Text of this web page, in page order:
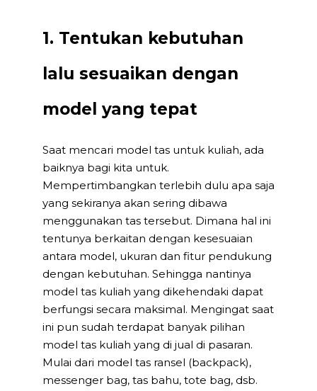
1. Tentukan kebutuhan
lalu sesuaikan dengan
model yang tepat
Saat mencari model tas untuk kuliah, ada
baiknya bagi kita untuk.
Mempertimbangkan terlebih dulu apa saja
yang sekiranya akan sering dibawa
menggunakan tas tersebut. Dimana hal ini
tentunya berkaitan dengan kesesuaian
antara model, ukuran dan fitur pendukung
dengan kebutuhan. Sehingga nantinya
model tas kuliah yang dikehendaki dapat
berfungsi secara maksimal. Mengingat saat
ini pun sudah terdapat banyak pilihan
model tas kuliah yang di jual di pasaran.
Mulai dari model tas ransel (backpack),
messenger bag, tas bahu, tote bag, dsb.